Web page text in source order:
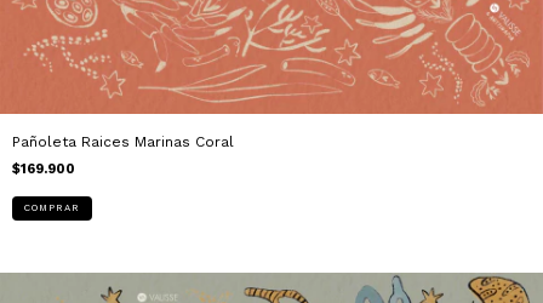
Pañoleta Raices Marinas Coral
$169.900